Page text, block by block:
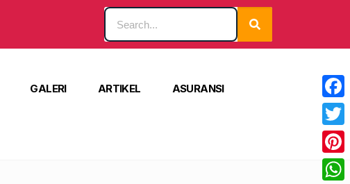
GALERI ARTIKEL ASURANSI